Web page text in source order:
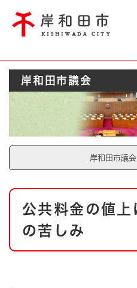
Foreign language
やさしい日本語
防災・緊急情報
ハザードマップ
岸和田市議会
岸和田市議
本
公共料金の値上
の苦しみ